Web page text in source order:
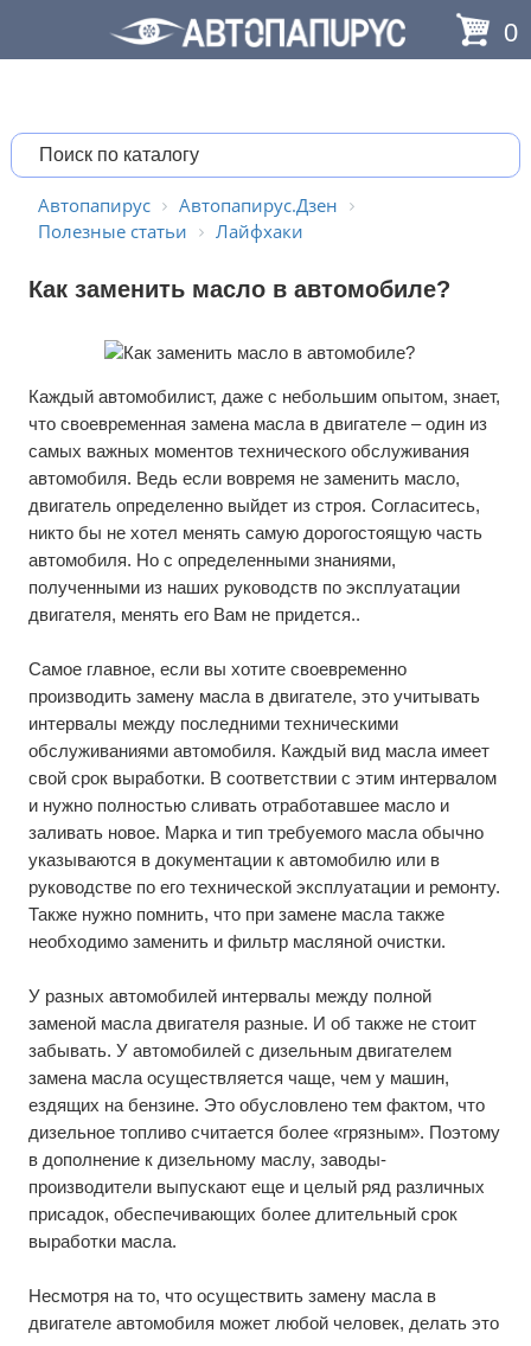
0
Автопапирус
Автопапирус.Дзен
Полезные статьи
Лайфхаки
Как заменить масло в автомобиле?
Каждый автомобилист, даже с небольшим опытом, знает,
что своевременная замена масла в двигателе – один из
самых важных моментов технического обслуживания
автомобиля. Ведь если вовремя не заменить масло,
двигатель определенно выйдет из строя. Согласитесь,
никто бы не хотел менять самую дорогостоящую часть
автомобиля. Но с определенными знаниями,
полученными из наших руководств по эксплуатации
двигателя, менять его Вам не придется..
Самое главное, если вы хотите своевременно
производить замену масла в двигателе, это учитывать
интервалы между последними техническими
обслуживаниями автомобиля. Каждый вид масла имеет
свой срок выработки. В соответствии с этим интервалом
и нужно полностью сливать отработавшее масло и
заливать новое. Марка и тип требуемого масла обычно
указываются в документации к автомобилю или в
руководстве по его технической эксплуатации и ремонту.
Также нужно помнить, что при замене масла также
необходимо заменить и фильтр масляной очистки.
У разных автомобилей интервалы между полной
заменой масла двигателя разные. И об также не стоит
забывать. У автомобилей с дизельным двигателем
замена масла осуществляется чаще, чем у машин,
ездящих на бензине. Это обусловлено тем фактом, что
дизельное топливо считается более «грязным». Поэтому
в дополнение к дизельному маслу, заводы-
производители выпускают еще и целый ряд различных
присадок, обеспечивающих более длительный срок
выработки масла.
Несмотря на то, что осуществить замену масла в
двигателе автомобиля может любой человек, делать это